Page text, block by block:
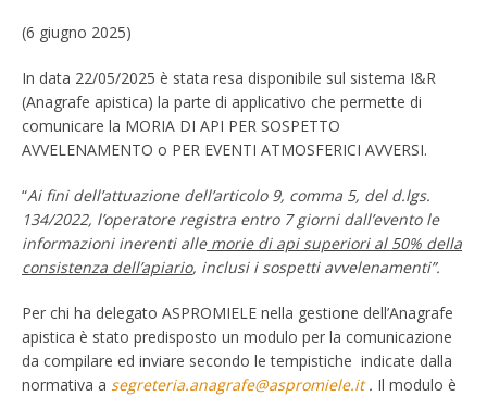
(6 giugno 2025)
In data 22/05/2025 è stata resa disponibile sul sistema I&R
(Anagrafe apistica) la parte di applicativo che permette di
comunicare la MORIA DI API PER SOSPETTO
AVVELENAMENTO o PER EVENTI ATMOSFERICI AVVERSI.
“Ai fini dell’attuazione dell’articolo 9, comma 5, del d.lgs.
134/2022, l’operatore registra entro 7 giorni dall’evento le
informazioni inerenti allemorie di api superiori al 50% della
consistenza dell’apiario, inclusi i sospetti avvelenamenti”.
Per chi ha delegato ASPROMIELE nella gestione dell’Anagrafe
apistica è stato predisposto un modulo per la comunicazione
da compilare ed inviare secondo le tempistiche indicate dalla
normativa a segreteria.anagrafe@aspromiele.it. Il modulo è